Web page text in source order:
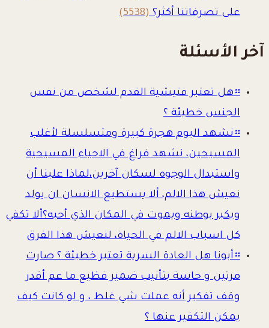
على تصرفاتنا أكثر؟(5538)
آخر الأسئلة
።هل تعتبر فتيشية القدم لشخص من نفس
الجنس خطيئة ؟
።نشهد اليوم هجرة كبيرة ومتسلسلة لأغلب
المسيحين، نشهد فراغ في الاحياء المسيحية
واستبدال الوجوه لسكان آخرين،لماذا علينا أن
نعيش هذا الالم، ألا يستطيع الانسان ان يولد
ويكبر بوطنه ويموت في المكان الذي أحبه؟ألا تكفي
كل اسباب الالم في الحياة، لنعيش هذا الفرق
።أبونا هل العادة السرية تعتبر خطيئة ؟ صارت
مرتين و حاسة بتأنيب ضمير فظيع ما عم أقدر
وقف تفكير أنه عملت شي غلط ، و لو كانت كيف
يمكن التكفير عنها ؟